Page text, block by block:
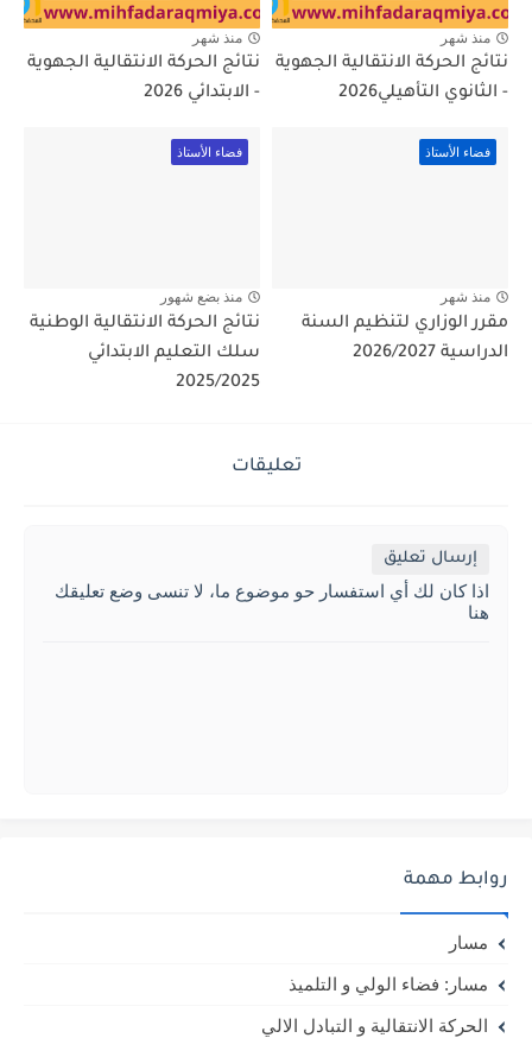
منذ شهر
نتائج الحركة الانتقالية الجهوية
- الثانوي التأهيلي2026
منذ شهر
نتائج الحركة الانتقالية الجهوية
- الابتدائي 2026
فضاء الأستاذ
منذ شهر
مقرر الوزاري لتنظيم السنة
الدراسية 2026/2027
فضاء الأستاذ
منذ بضع شهور
نتائج الحركة الانتقالية الوطنية
سلك التعليم الابتدائي
2025/2025
تعليقات
إرسال تعليق
اذا كان لك أي استفسار حو موضوع ما، لا تنسى وضع تعليقك
هنا
روابط مهمة
مسار
مسار: فضاء الولي و التلميذ
الحركة الانتقالية و التبادل الالي